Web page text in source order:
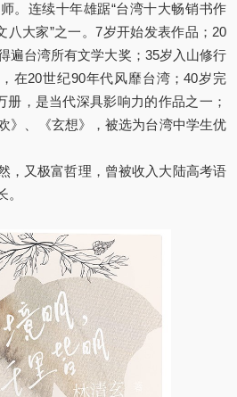
。连续十年雄踞“台湾十大畅销书作
八大家”之一。7岁开始发表作品；20
遍台湾所有文学大奖；35岁入山修行
在20世纪90年代风靡台湾；40岁完
册，是当代深具影响力的作品之一；
》、《玄想》，被选为台湾中学生优
，又极富哲理，曾被收入大陆高考语
。